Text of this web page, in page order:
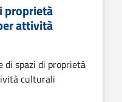
proprietà
attività
di spazi di proprietà
culturali